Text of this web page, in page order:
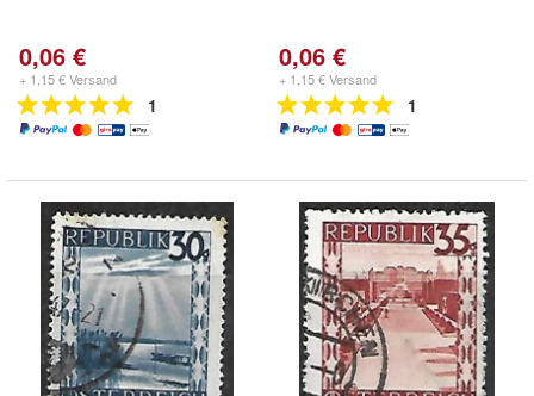
0,06 €
+ 1,15 € Versand
1
0,06 €
+ 1,15 € Versand
1